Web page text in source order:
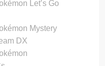
Let’s Go
Mystery
DX